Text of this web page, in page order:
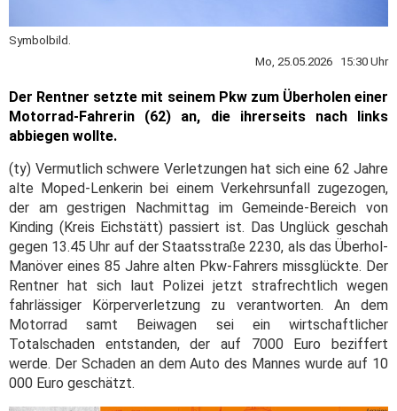
Symbolbild.
Mo, 25.05.2026 15:30 Uhr
Der Rentner setzte mit seinem Pkw zum Überholen einer
Motorrad-Fahrerin (62) an, die ihrerseits nach links
abbiegen wollte.
(ty) Vermutlich schwere Verletzungen hat sich eine 62 Jahre
alte Moped-Lenkerin bei einem Verkehrsunfall zugezogen,
der am gestrigen Nachmittag im Gemeinde-Bereich von
Kinding (Kreis Eichstätt) passiert ist. Das Unglück geschah
gegen 13.45 Uhr auf der Staatsstraße 2230, als das Überhol-
Manöver eines 85 Jahre alten Pkw-Fahrers missglückte. Der
Rentner hat sich laut Polizei jetzt strafrechtlich wegen
fahrlässiger Körperverletzung zu verantworten. An dem
Motorrad samt Beiwagen sei ein wirtschaftlicher
Totalschaden entstanden, der auf 7000 Euro beziffert
werde. Der Schaden an dem Auto des Mannes wurde auf 10
000 Euro geschätzt.